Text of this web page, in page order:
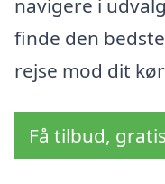
navigere i
finde den
rejse mod dit
Få tilbud,